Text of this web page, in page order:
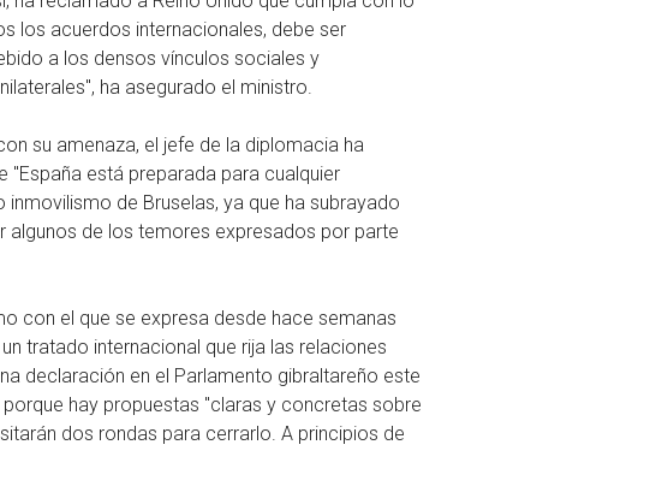
los acuerdos internacionales, debe ser
a los densos vínculos sociales y
ha asegurado el ministro.
su amenaza, el jefe de la diplomacia ha
está preparada para cualquier
de Bruselas, ya que ha subrayado
algunos de los temores expresados por parte
con el que se expresa desde hace semanas
tratado internacional que rija las relaciones
declaración en el Parlamento gibraltareño este
hay propuestas "claras y concretas sobre
dos rondas para cerrarlo. A principios de